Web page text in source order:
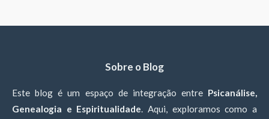
Sobre o Blog
Este blog é um espaço de integração entre Psicanálise,
Genealogia e Espiritualidade. Aqui, exploramos como a